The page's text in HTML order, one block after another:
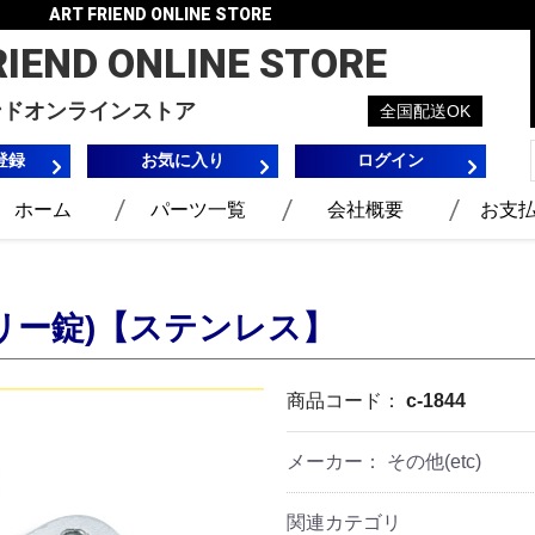
ART FRIEND ONLINE STORE
ONLINE STORE
オンラインストア 全国配送OK
録 お気に入り ログイン
ホーム パーツ一覧 会社概要 お支
錠)【ステンレス】
商品コード： c-1844
メーカー： その他(etc)
関連カテゴリ